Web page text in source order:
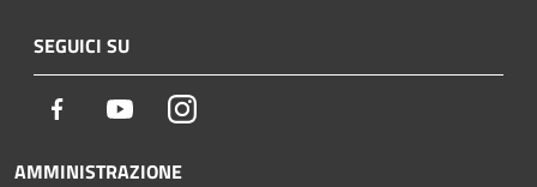
SEGUICI SU
Facebook YoutubeInstagram
AMMINISTRAZIONE